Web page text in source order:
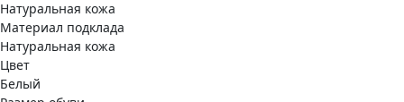
Натуральная кожа
Материал подклада
Натуральная кожа
Цвет
Белый